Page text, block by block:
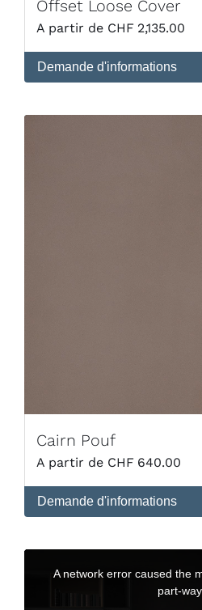
Offset Loose Cover
CHF 2,135.00
Demande d'informations
Cairn Pouf
CHF 640.00
Demande d'informations
This
A network error caused the
part-way.